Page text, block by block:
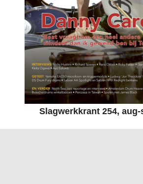
Slagwerkkrant 254, aug-